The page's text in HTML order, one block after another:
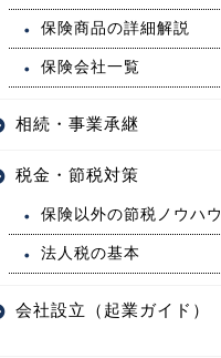
保険商品の詳細解説
保険会社一覧
相続・事業承継
税金・節税対策
保険以外の節税ノウハウ
法人税の基本
会社設立（起業ガイド）